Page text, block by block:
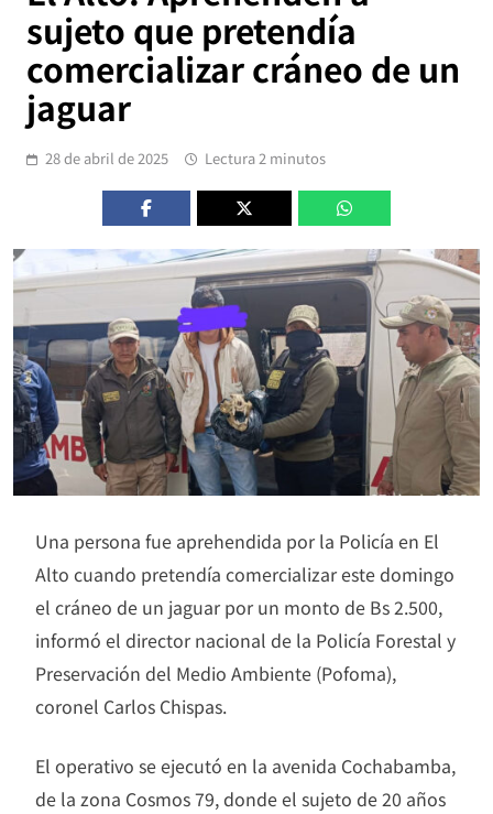
sujeto que pretendía
comercializar cráneo de un
jaguar
28 de abril de 2025 Lectura 2 minutos
Una persona fue aprehendida por la Policía en El
Alto cuando pretendía comercializar este domingo
el cráneo de un jaguar por un monto de Bs 2.500,
informó el director nacional de la Policía Forestal y
Preservación del Medio Ambiente (Pofoma),
coronel Carlos Chispas.
El operativo se ejecutó en la avenida Cochabamba,
de la zona Cosmos 79, donde el sujeto de 20 años